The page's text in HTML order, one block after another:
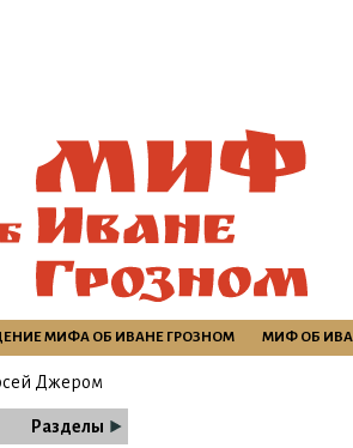
МИФА ОБ ИВАНЕ ГРОЗНОМ МИФ ОБ
Джером
Разделы